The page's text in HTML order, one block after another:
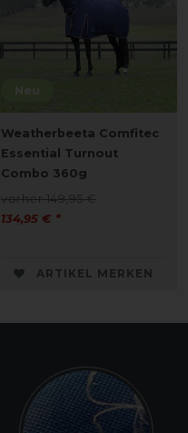
Neu
Weatherbeeta Comfitec
Essential Turnout
Combo 360g
vorher 149,95 €
134,95 € *
ARTIKEL MERKEN